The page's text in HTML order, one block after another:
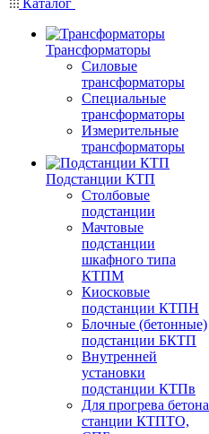
Каталог
Трансформаторы
Силовые
трансформаторы
Специальные
трансформаторы
Измерительные
трансформаторы
Подстанции КТП
Столбовые
подстанции
Мачтовые
подстанции
шкафного типа
КТПМ
Киосковые
подстанции КТПН
Блочные (бетонные)
подстанции БКТП
Внутренней
установки
подстанции КТПв
Для прогрева бетона
станции КТПТО,